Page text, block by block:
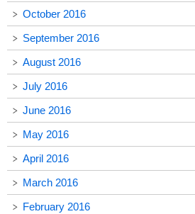
October 2016
September 2016
August 2016
July 2016
June 2016
May 2016
April 2016
March 2016
February 2016